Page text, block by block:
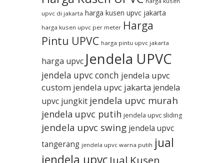
upvc di jakarta harga kusen upvc jakarta
harga kusen upvc per meter Harga
Pintu UPVC harga pintu upvc jakarta
harga upvc Jendela UPVC
jendela upvc conch jendela upvc
custom jendela upvc jakarta jendela
upvc jungkit jendela upvc murah
jendela upvc putih jendela upvc sliding
jendela upvc swing jendela upvc
tangerang jendela upvc warna putih jual
jendela upvc Jual Kusen